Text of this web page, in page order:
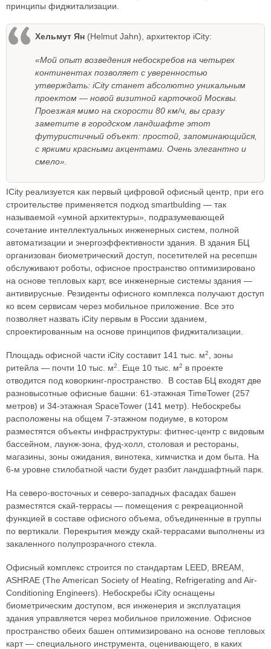
принципы фиджитализации.
Хельмут Ян (Helmut Jahn), архитектор iCity:
«Мой опыт возведения небоскребов на четырех
континентах позволяет с уверенностью
утверждать: iCity станет абсолютно уникальным
проектом — новой визитной карточкой Москвы.
Проезжая мимо на скорости 80 км/ч, вы сразу
заметите в городском ландшафте этот
футуристичный объект: простой, запоминающийся,
с яркими красными акцентами. Очень элегантно и
смело».
IСity реализуется как первый цифровой офисный центр, при его
строительстве применяется подход smartbulding — так
называемой «умной архитектуры», подразумевающей
сочетание интеллектуальных инженерных систем, полной
автоматизации и энергоэффективности здания. В здания БЦ
организован биометрический доступ, посетителей на ресепшн
обслуживают роботы, офисное пространство оптимизировано
на основе тепловых карт, все инженерные системы здания —
антивирусные. Резиденты офисного комплекса получают доступ
ко всем сервисам через мобильное приложение. Все это
позволяет назвать iСity первым в России зданием,
спроектированным на основе принципов фиджитализации.
Площадь офисной части iСity составит 141 тыс. м2
, зоны
ритейла — почти 10 тыс. м2 . Еще 10 тыс. м2 в проекте
отводится под коворкинг-пространство. В состав БЦ входят две
разновысотные офисные башни: 61-этажная TimeTower (257
метров) и 34-этажная SpaceTower (141 метр). Небоскребы
расположены на общем 7-этажном подиуме, в котором
разместятся объекты инфраструктуры: фитнес-центр с видовым
бассейном, лаунж-зона, фуд-холл, столовая и рестораны,
магазины, зоны ожидания, винотека, химчистка и дом быта. На
6-м уровне стилобатной части будет разбит ландшафтный парк.
На северо-восточных и северо-западных фасадах башен
разместятся скай-террасы — помещения с рекреационной
функцией в составе офисного объема, объединенные в группы
по вертикали. Перекрытия между скай-террасами выполнены из
закаленного полупрозрачного стекла.
Офисный комплекс строится по стандартам LEED, BREAM,
ASHRAE (The American Society of Heating, Refrigerating and Air-
Conditioning Engineers). Небоскребы iCity оснащены
биометрическим доступом, вся инженерия и эксплуатация
здания управляется через мобильное приложение. Офисное
пространство обеих башен оптимизировано на основе тепловых
карт — специального инструмента, оценивающего, в каких